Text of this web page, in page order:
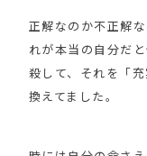
正解なのか不正解
れが本当の自分だ
殺して、それを「
換えてました。